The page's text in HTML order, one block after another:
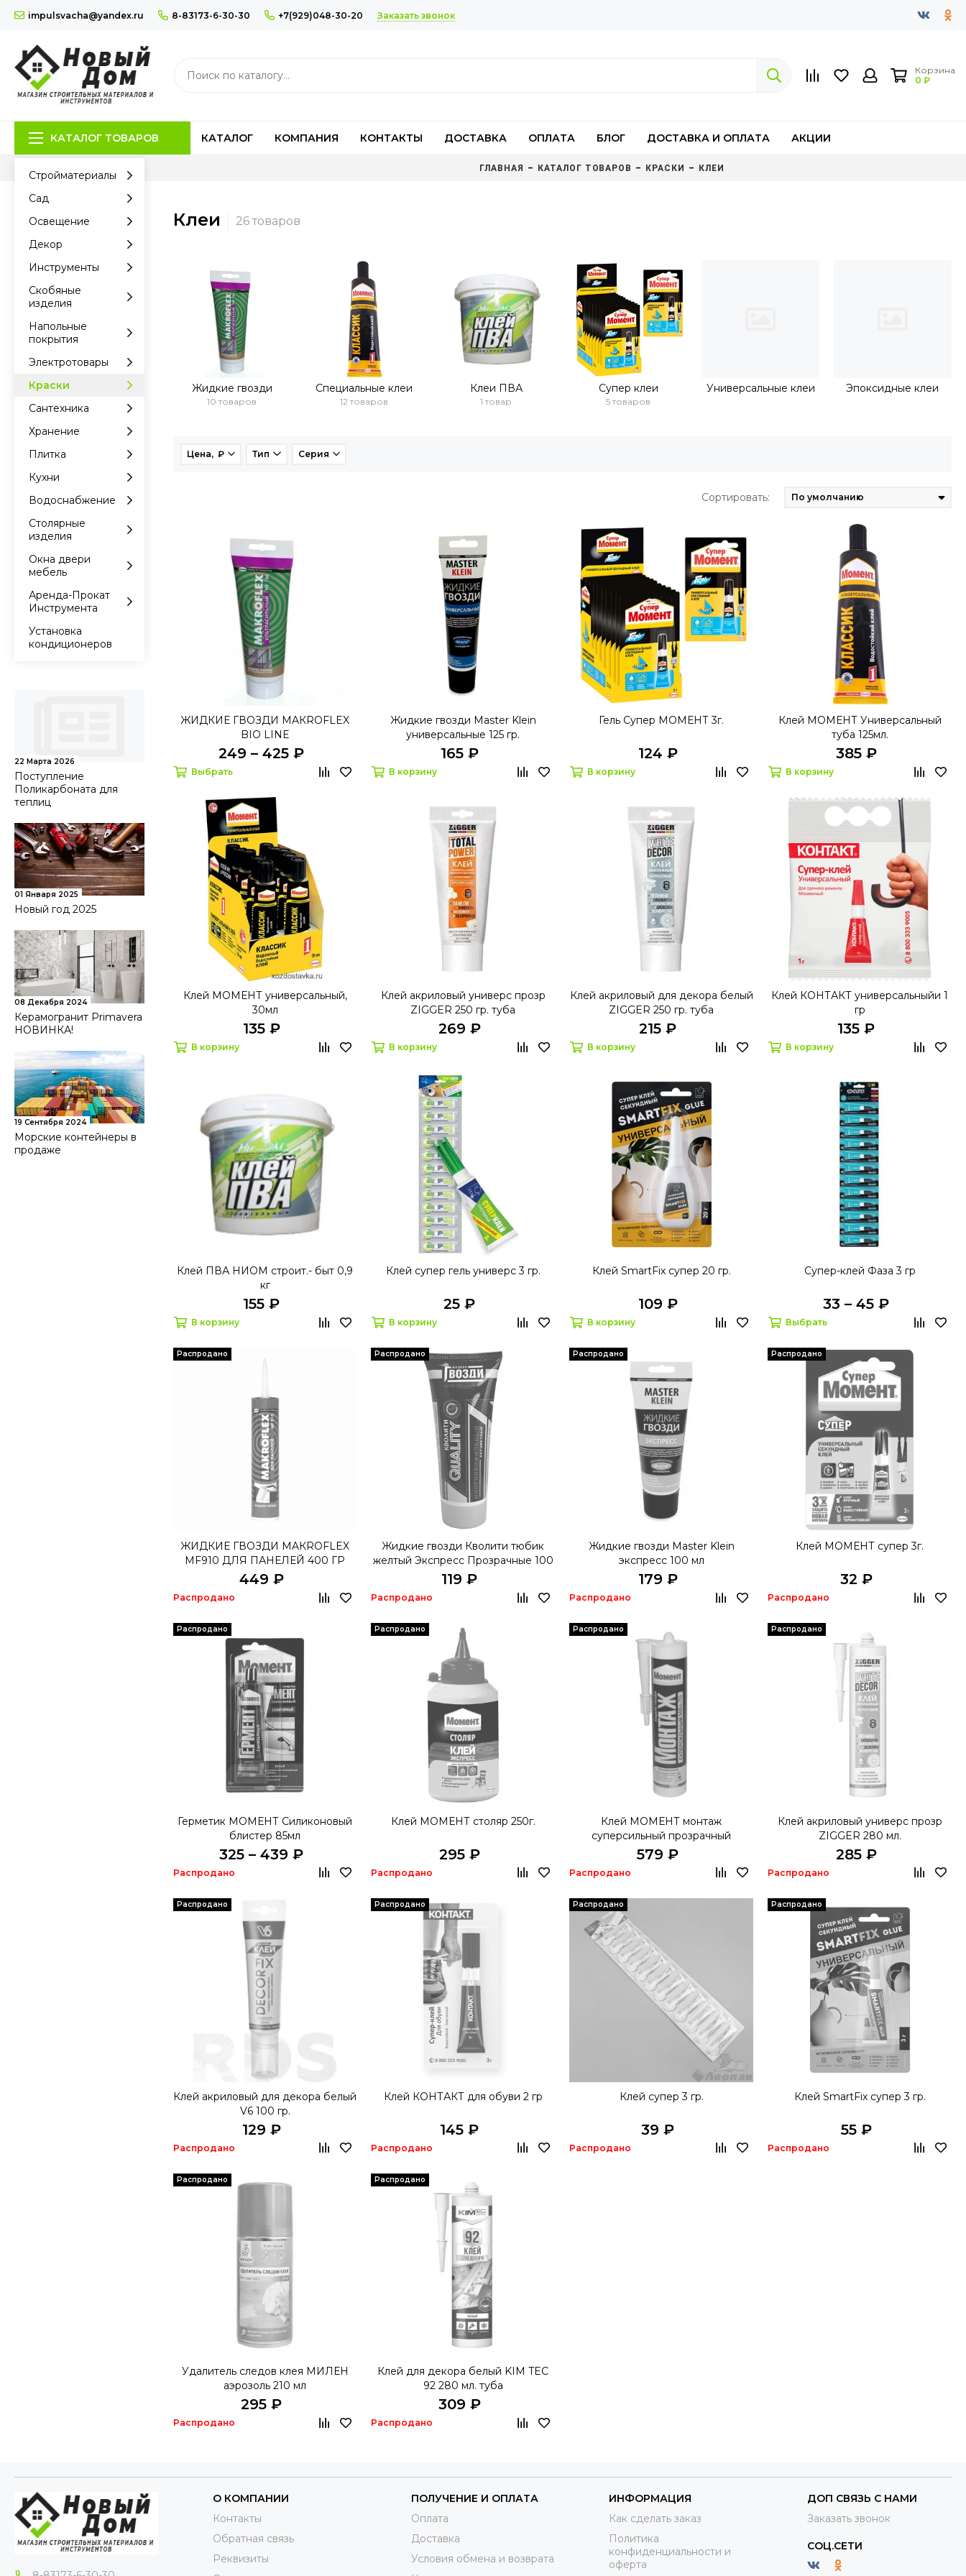
impulsvacha@yandex.ru 8-83173-6-30-30 +7(929)048-30-20 Заказать звонок
Корзина
0 ₽
КАТАЛОГ ТОВАРОВ КАТАЛОГ КОМПАНИЯ КОНТАКТЫ ДОСТАВКА ОПЛАТА БЛОГ ДОСТАВКА И ОПЛАТА АКЦИИ
ГЛАВНАЯ КАТАЛОГ ТОВАРОВ КРАСКИ КЛЕИ
Стройматериалы
Сад
Освещение
Декор
Инструменты
Скобяные
изделия
Напольные
покрытия
Электротовары
Краски
Сантехника
Хранение
Плитка
Кухни
Водоснабжение
Столярные
изделия
Окна двери
мебель
Аренда-Прокат
Инструмента
Установка
кондиционеров
22 Марта 2026
Поступление
Поликарбоната для
теплиц
01 Января 2025
Новый год 2025
08 Декабря 2024
Керамогранит Primavera
НОВИНКА!
19 Сентября 2024
Морские контейнеры в
продаже
Клеи
Жидкие гвозди
10 товаров
Специальные клеи
12 товаров
Клеи ПВА
1 товар
Супер клеи
5 товаров
Универсальные клеи Эпоксидные клеи
Цена, ₽ Тип Серия
Сортировать:
ЖИДКИЕ ГВОЗДИ MAКROFLEX
BIO LINE
249 – 425 ₽
Выбрать
Жидкие гвозди Master Klein
универсальные 125 гр.
165 ₽
В корзину
Гель Супер МОМЕНТ 3г.
124 ₽
В корзину
Клей МОМЕНТ Универсальный
туба 125мл.
385 ₽
В корзину
Клей МОМЕНТ универсальный,
30мл
135 ₽
В корзину
Клей акриловый универс прозр
ZIGGER 250 гр. туба
269 ₽
В корзину
Клей акриловый для декора белый
ZIGGER 250 гр. туба
215 ₽
В корзину
Клей КОНТАКТ универсальныйи 1
гр
135 ₽
В корзину
Клей ПВА НИОМ строит.- быт 0,9
кг
155 ₽
В корзину
Клей супер гель универс 3 гр.
25 ₽
В корзину
Клей SmartFix супер 20 гр.
109 ₽
В корзину
Супер-клей Фаза 3 гр
33 – 45 ₽
Выбрать
Распродано
ЖИДКИЕ ГВОЗДИ MAКROFLEX
MF910 ДЛЯ ПАНЕЛЕЙ 400 ГР
449 ₽
Распродано
Распродано
Жидкие гвозди Кволити тюбик
желтый Экспресс Прозрачные 100
мл
119 ₽
Распродано
Распродано
Жидкие гвозди Master Klein
экспресс 100 мл
179 ₽
Распродано
Распродано
Клей МОМЕНТ супер 3г.
32 ₽
Распродано
Распродано
Герметик МОМЕНТ Силиконовый
блистер 85мл
325 – 439 ₽
Распродано
Распродано
Клей МОМЕНТ столяр 250г.
295 ₽
Распродано
Распродано
Клей МОМЕНТ монтаж
суперсильный прозрачный
МВп-70 280гр
579 ₽
Распродано
Распродано
Клей акриловый универс прозр
ZIGGER 280 мл.
285 ₽
Распродано
Распродано
Клей акриловый для декора белый
V6 100 гр.
129 ₽
Распродано
Распродано
Клей КОНТАКТ для обуви 2 гр
145 ₽
Распродано
Распродано
Клей супер 3 гр.
39 ₽
Распродано
Распродано
Клей SmartFix супер 3 гр.
55 ₽
Распродано
Распродано
Удалитель следов клея МИЛЕН
аэрозоль 210 мл
295 ₽
Распродано
Распродано
Клей для декора белый KIM TEC
92 280 мл. туба
309 ₽
Распродано
О КОМПАНИИ
Контакты
Обратная связь
Реквизиты
ПОЛУЧЕНИЕ И ОПЛАТА
Оплата
Доставка
Условия обмена и возврата
ИНФОРМАЦИЯ
Как сделать заказ
Политика
конфиденциальности и
оферта
ДОП СВЯЗЬ С НАМИ
Заказать звонок
СОЦ.СЕТИ